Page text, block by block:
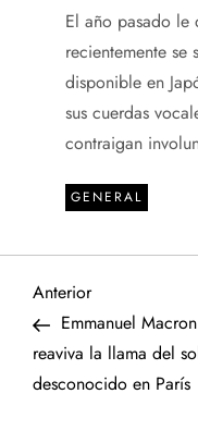
El año pasado le
recientemente
disponible en
sus cuerdas
contraigan
GENERAL
N
a
v
Entrada
anterior
Anterior
Emmanuel Macron
reaviva la llama del
desconocido en París